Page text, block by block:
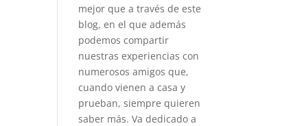
mejor que a través de este
blog, en el que además
podemos compartir
nuestras experiencias con
numerosos amigos que,
cuando vienen a casa y
prueban, siempre quieren
saber más. Va dedicado a